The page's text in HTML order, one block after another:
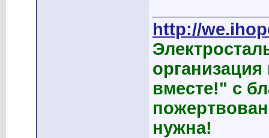
http://
вместе!" с
нужна!